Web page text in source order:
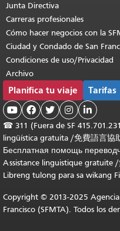
Junta Directiva
Carreras profesionales
Cómo hacer negocios con la
Ciudad y Condado de San
Condiciones de uso/Privacidad
Archivo
Planifica tu viaje Tarifas
    
☎ 311 (Fuera de SF
lingüística gratuita /免費語言協
Бесплатная помощь
Assistance linguistique gratuite /
Libreng tulong para sa wikang
Copyright © 2013-2025
Francisco (SFMTA). Todos los